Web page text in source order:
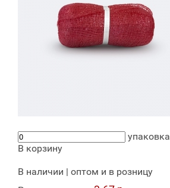
упаковка
В корзину
В наличии | оптом и в розницу